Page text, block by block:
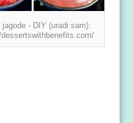
- DIY (uradi sam):